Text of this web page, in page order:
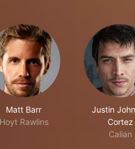
Matt Barr
Hoyt Rawlins
Justin
Cortez
Calian